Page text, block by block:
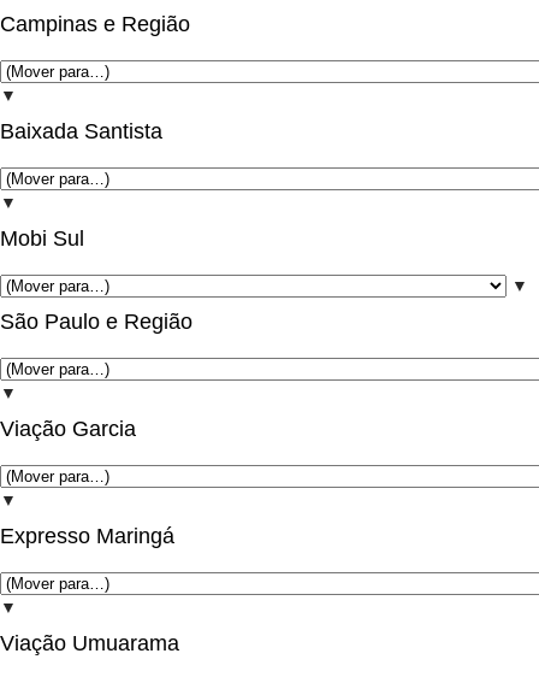
Campinas e Região
▼
Baixada Santista
▼
Mobi Sul
▼
São Paulo e Região
▼
Viação Garcia
▼
Expresso Maringá
▼
Viação Umuarama